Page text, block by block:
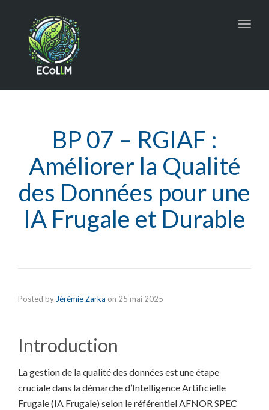
BP 07 – RGIAF :
Améliorer la Qualité
des Données pour une
IA Frugale et Durable
Posted by Jérémie Zarka on 25 mai 2025
Introduction
La gestion de la qualité des données est une étape
cruciale dans la démarche d’Intelligence Artificielle
Frugale (IA Frugale) selon le référentiel AFNOR SPEC